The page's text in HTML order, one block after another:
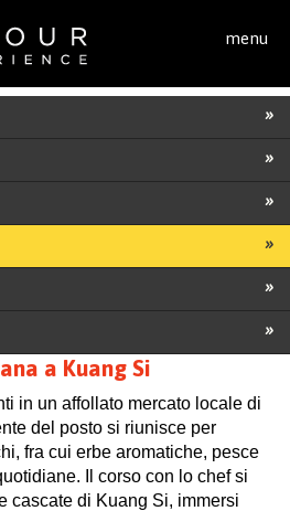
menu
a Kuang Si
in un affollato mercato locale di
del posto si riunisce per
fra cui erbe aromatiche, pesce
Il corso con lo chef si
cascate di Kuang Si, immersi